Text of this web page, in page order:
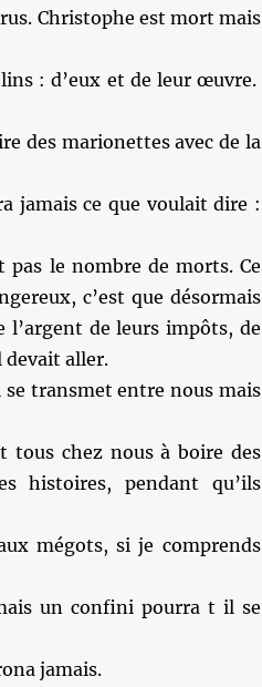
Christophe est mort mais
: d’eux et de leur œuvre.
des marionettes avec de la
jamais ce que voulait dire :
pas le nombre de morts. Ce
c’est que désormais
l’argent de leurs impôts, de
devait aller.
se transmet entre nous mais
chez nous à boire des
histoires, pendant qu’ils
mégots, si je comprends
un confini pourra t il se
jamais.